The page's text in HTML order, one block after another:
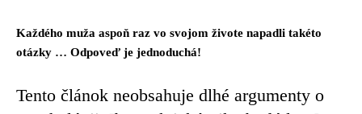
Každého muža aspoň raz vo svojom živote napadli takéto
otázky … Odpoveď je jednoduchá!
Tento článok neobsahuje dlhé argumenty o